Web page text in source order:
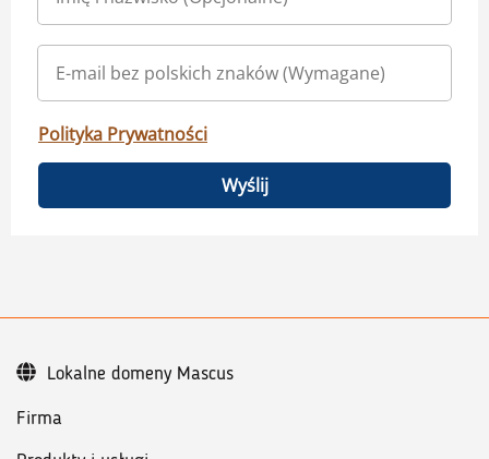
Polityka Prywatności
Wyślij
Firma
Lokalne domeny Mascus